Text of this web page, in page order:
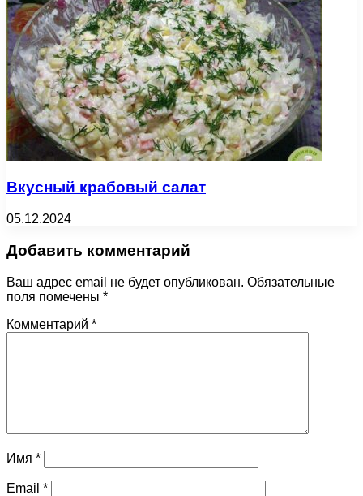
Вкусный крабовый салат
05.12.2024
Добавить комментарий
Ваш адрес email не будет опубликован. Обязательные
поля помечены *
Комментарий *
Имя *
Email *